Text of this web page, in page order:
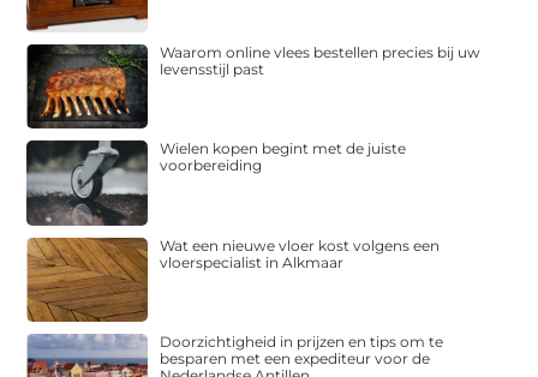
Waarom online vlees bestellen precies bij uw
levensstijl past
Wielen kopen begint met de juiste
voorbereiding
Wat een nieuwe vloer kost volgens een
vloerspecialist in Alkmaar
Doorzichtigheid in prijzen en tips om te
besparen met een expediteur voor de